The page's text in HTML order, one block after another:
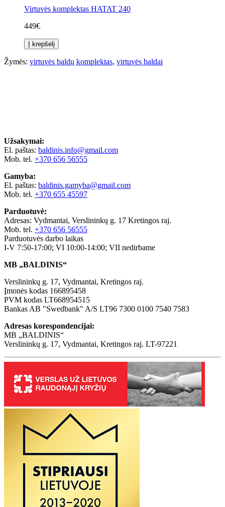
Virtuvės komplektas HATAT 240
449€
Į krepšelį
Žymės: virtuvės baldų komplektas, virtuvės baldai
Užsakymai:
El. paštas: baldinis.info@gmail.com
Mob. tel. +370 656 56555
Gamyba:
El. paštas: baldinis.gamyba@gmail.com
Mob. tel. +370 655 45597
Parduotuvė:
Adresas: Vydmantai, Verslininkų g. 17 Kretingos raj.
Mob. tel. +370 656 56555
Parduotuvės darbo laikas
I-V 7:50-17:00; VI 10:00-14:00; VII nedirbame
MB „BALDINIS“
Verslininkų g. 17, Vydmantai, Kretingos raj.
Įmonės kodas 166895458
PVM kodas LT668954515
Bankas AB "Swedbank" A/S LT96 7300 0100 7540 7583
Adresas korespondencijai:
MB „BALDINIS“
Verslininkų g. 17, Vydmantai, Kretingos raj. LT-97221